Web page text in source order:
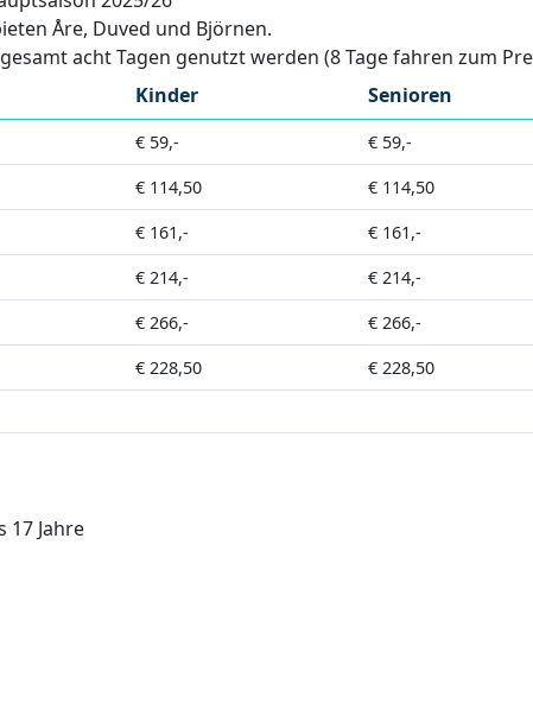
Åre, Duved und Björnen.
acht Tagen genutzt werden (8 Tage fahren zum
Kinder Senioren
€ 59,-
€ 59,-
€ 114,50
€ 114,50
€ 161,-
€ 161,-
€ 214,-
€ 214,-
€ 266,-
€ 266,-
€ 228,50 € 228,50
17 Jahre